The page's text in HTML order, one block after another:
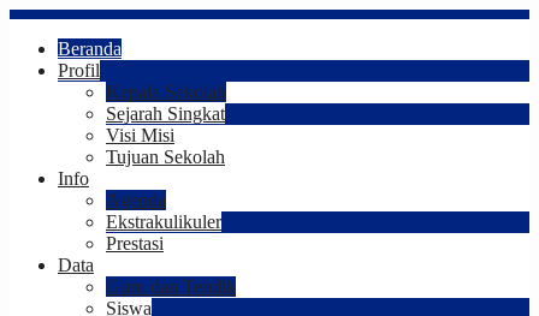
Beranda
Profil
Kepala Sekolah
Sejarah Singkat
Visi Misi
Tujuan Sekolah
Info
Agenda
Ekstrakulikuler
Prestasi
Data
Guru dan Tendik
Siswa